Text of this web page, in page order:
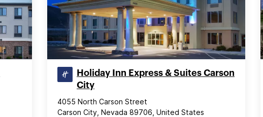
Holiday Inn Express & Suites Carson
City
4055 North Carson Street
Carson City, Nevada 89706, United States